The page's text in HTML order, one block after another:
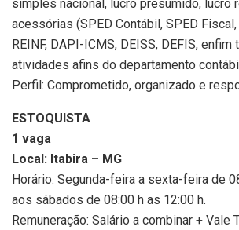
simples nacional, lucro presumido, lucro
acessórias (SPED Contábil, SPED Fiscal,
REINF, DAPI-ICMS, DEISS, DEFIS, enfim
atividades afins do departamento
Perfil: Comprometido, organizado e
ESTOQUISTA
1 vaga
Local: Itabira – MG
Horário: Segunda-feira a sexta-feira de
aos sábados de 08:00 h as 12:00 h.
Remuneração: Salário a combinar + Vale